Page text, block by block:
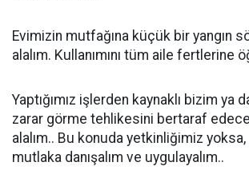
Evimizin mutfağına küçük bir yangın
alalım. Kullanımını tüm aile fertlerine
Yaptığımız işlerden kaynaklı bizim ya
zarar görme tehlikesini bertaraf
alalım.. Bu konuda yetkinliğimiz
mutlaka danışalım ve uygulayalım..